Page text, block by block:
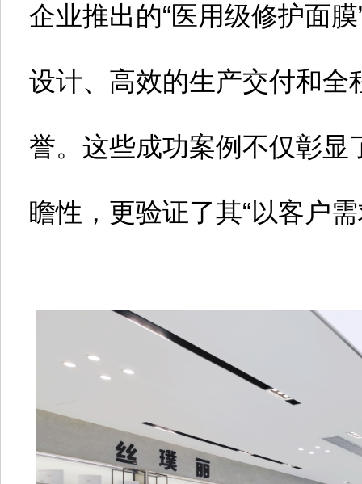
企业推出的“医用级修护面
设计、高效的生产交付和
誉。这些成功案例不仅彰
瞻性，更验证了其“以客户